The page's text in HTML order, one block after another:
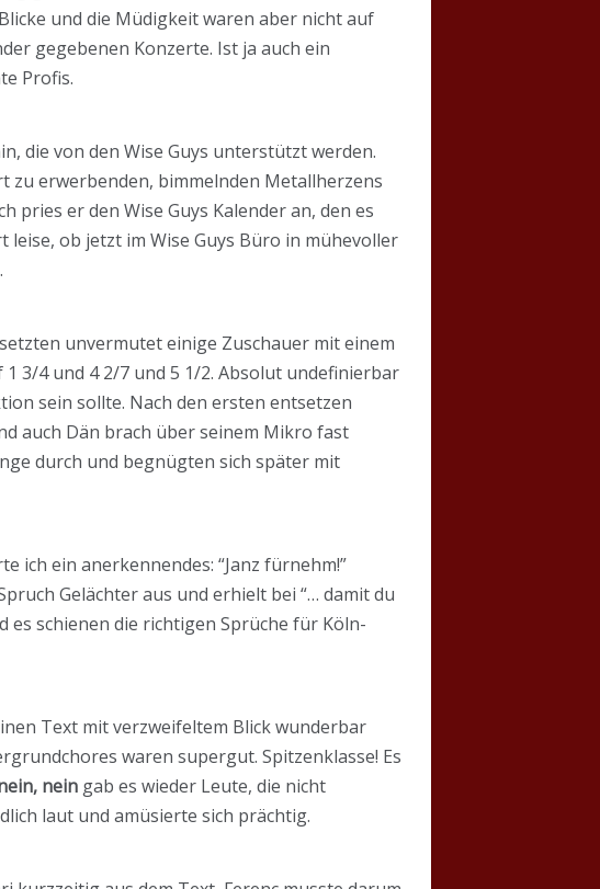
und die Müdigkeit waren aber nicht auf
gegebenen Konzerte. Ist ja auch ein
Profis.
die von den Wise Guys unterstützt werden.
zu erwerbenden, bimmelnden Metallherzens
pries er den Wise Guys Kalender an, den es
leise, ob jetzt im Wise Guys Büro in mühevoller
unvermutet einige Zuschauer mit einem
3/4 und 4 2/7 und 5 1/2. Absolut undefinierbar
sein sollte. Nach den ersten entsetzen
auch Dän brach über seinem Mikro fast
durch und begnügten sich später mit
ich ein anerkennendes: “Janz fürnehm!”
Gelächter aus und erhielt bei “… damit du
es schienen die richtigen Sprüche für Köln-
Text mit verzweifeltem Blick wunderbar
waren supergut. Spitzenklasse! Es
nein gab es wieder Leute, die nicht
laut und amüsierte sich prächtig.